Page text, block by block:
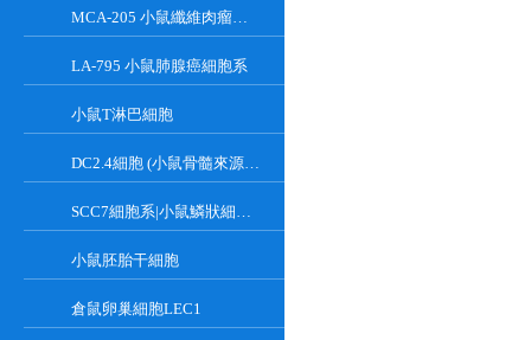
MCA-205 小鼠纖維肉瘤細胞系
LA-795 小鼠肺腺癌細胞系
小鼠T淋巴細胞
DC2.4細胞 (小鼠骨髓來源樹突狀細胞)
SCC7細胞系|小鼠鱗狀細胞癌細胞
小鼠胚胎干細胞
倉鼠卵巢細胞LEC1